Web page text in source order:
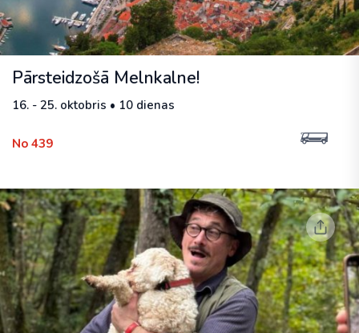
Pārsteidzošā Melnkalne!
16. - 25. oktobris • 10 dienas
No 439